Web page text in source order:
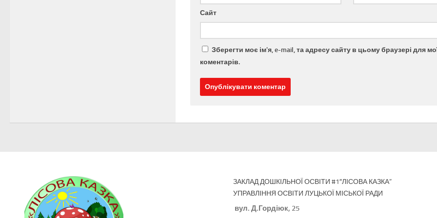
Сайт
Зберегти моє ім'я, e-mail, та адресу сайту в цьому браузері для
коментарів.
ЗАКЛАД ДОШКІЛЬНОЇ ОСВІТИ #1″ЛІСОВА КАЗКА”
УПРАВЛІННЯ ОСВІТИ ЛУЦЬКОЇ МІСЬКОЇ РАДИ
вул. Д.Гордіюк, 25